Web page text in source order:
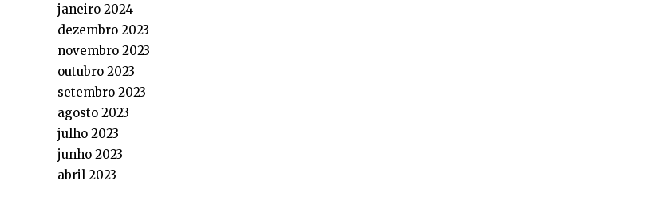
janeiro 2024
dezembro 2023
novembro 2023
outubro 2023
setembro 2023
agosto 2023
julho 2023
junho 2023
abril 2023